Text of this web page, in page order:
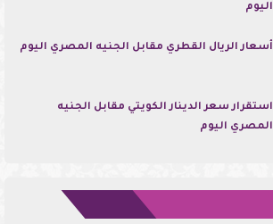
اليوم
أسعار الريال القطري مقابل الجنيه المصري اليوم
استقرار سعر الدينار الكويتي مقابل الجنيه
المصري اليوم